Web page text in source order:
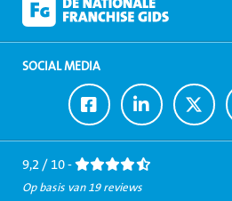
SOCIAL MEDIA
Ga
naar
Facebook
Ga
naar
LinkedIn
Ga
naar
9,2 / 10 -
Op basis van 19 reviews